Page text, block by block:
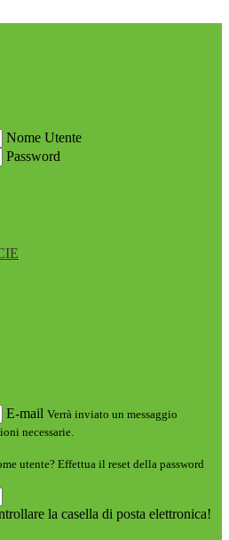
Nome Utente
Password
E-mail Verrà inviato un messaggio
necessarie.
utente? Effettua il reset della password
la casella di posta elettronica!